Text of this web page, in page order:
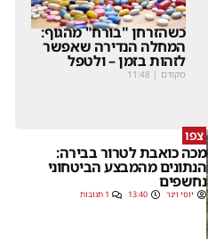
כשהזרחן "בורח" מהגוף:
המחלה הנדירה שאפשר
לזהות בזמן – ולטפל
מקודם |
11:48
צפו
מכה כואבת לטרור בבירה:
הנתונים מהמבצע הביטחוני
נחשפים
יוסי וינר 13:40 1 תגובות